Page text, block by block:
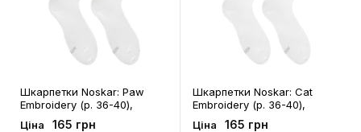
Шкарпетки Noskar: Paw
Embroidery (р. 36-40),
(91656)
Ціна 165 грн
Шкарпетки Noskar: Сat
Embroidery (р. 36-40),
(91655)
Ціна 165 грн